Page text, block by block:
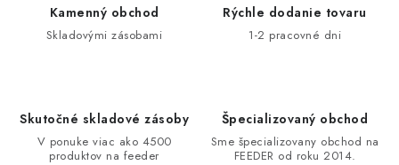
Kamenný obchod
Skladovými zásobami
Rýchle dodanie tovaru
1-2 pracovné dni
Skutočné skladové zásoby
V ponuke viac ako 4500
produktov na feeder
Špecializovaný obchod
Sme špecializovany obchod na
FEEDER od roku 2014.